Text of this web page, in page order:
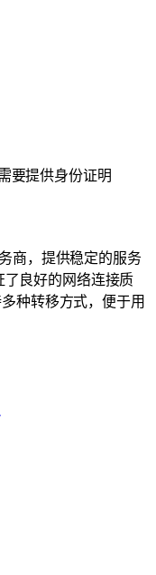
要提供身份证明
商，提供稳定的服务
良好的网络连接质
种转移方式，便于用